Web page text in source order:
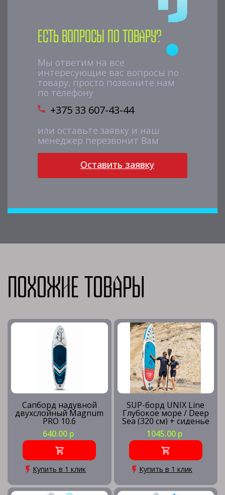
Есть вопросы по товару?
Мы ответим на все
интересующие вас вопросы по
товару, просто позвоните нам
по телефону
+375 33 607-43-44
или оставьте заявку и наш
менеджер перезвонит Вам
Оставить заявку
Похожие товары
Сапборд надувной
двухслойный Magnum
PRO 10.6
640.00 р
Купить в 1 клик
SUP-борд UNIX Line
Глубокое море / Deep
Sea (320 см) + сиденье
1045.00 р
Купить в 1 клик